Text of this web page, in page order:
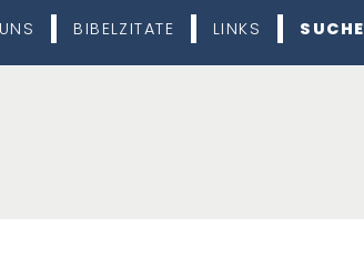
BIBELZITATE LINKS SUCHE